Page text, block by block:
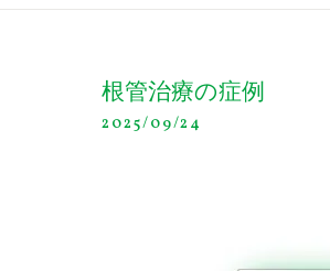
根管治療の症例
2025/09/24